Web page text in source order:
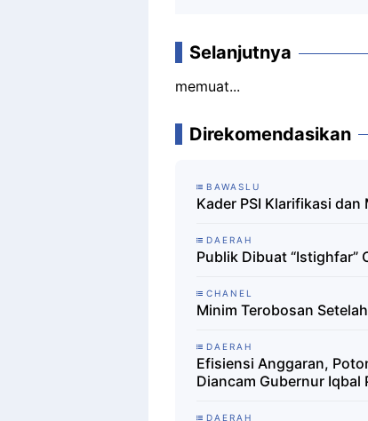
Selanjutnya
memuat...
Direkomendasikan
BAWASLU
Kader PSI Klarifikasi dan
DAERAH
Publik Dibuat “Istighfar”
CHANEL
Minim Terobosan
DAERAH
Efisiensi Anggaran,
Diancam Gubernur Iqbal
DAERAH